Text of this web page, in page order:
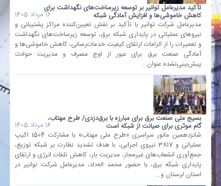
تأکید مدیرعامل توانیر بر توسعه زیرساخت‌های نگهداشت برای
کاهش خاموشی‌ها و افزایش آمادگی شبکه
16 مرداد 1405
مدیرعامل شرکت توانیر با تأکید بر نقش تعیین‌کننده مراکز پشتیبانی و
نیروهای عملیاتی در پایداری شبکه برق، توسعه زیرساخت‌های نگهداشت
و تعمیرات را از الزامات ارتقای کیفیت خدمات‌رسانی، کاهش خاموشی‌ها و
آمادگی صنعت برق برای عبور از اوج مصرف و مدیریت حوادث
پیش‌بینی‌نشده عنوان...
بسیج ملی صنعت برق برای مبارزه با برق‌دزدی/ طرح مهتاب،
گام موثری برای صیانت از شبکه است
16 مرداد 1405
شانزدهمین مانور سراسری «طرح ملی مهتاب» با مشارکت 1504 اکیپ
عملیاتی و 3817 نیروی اجرایی، با هدف تشدید نظارت بر شبکه توزیع،
جمع‌آوری انشعاب‌های غیرمجاز، مدیریت بار، کاهش تلفات انرژی و ارتقای
پایداری شبکه برق، با حضور محمد اله‌داد، مدیرعامل شرکت توانیر در
استان لرستان و...